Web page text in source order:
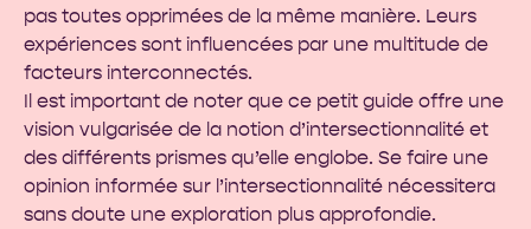
pas toutes opprimées de la même manière. Leurs
expériences sont influencées par une multitude de
facteurs interconnectés.
Il est important de noter que ce petit guide offre une
vision vulgarisée de la notion d’intersectionnalité et
des différents prismes qu’elle englobe. Se faire une
opinion informée sur l’intersectionnalité nécessitera
sans doute une exploration plus approfondie.